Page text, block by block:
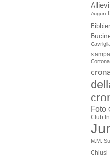
Allievi
Auguri
stampa
Foto
Club
M.M.
Chiusi